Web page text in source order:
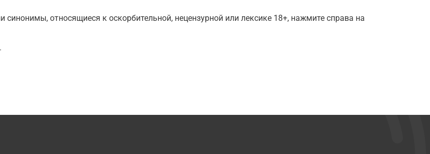
относящиеся к оскорбительной, нецензурной или лексике 18+, нажмите справа на